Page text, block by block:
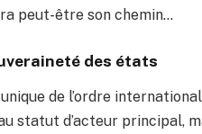
peut-être son chemin…
des états
de l’ordre
statut d’acteur principal,